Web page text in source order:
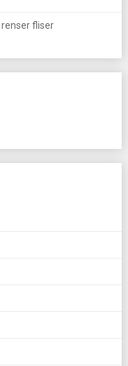
renser fliser